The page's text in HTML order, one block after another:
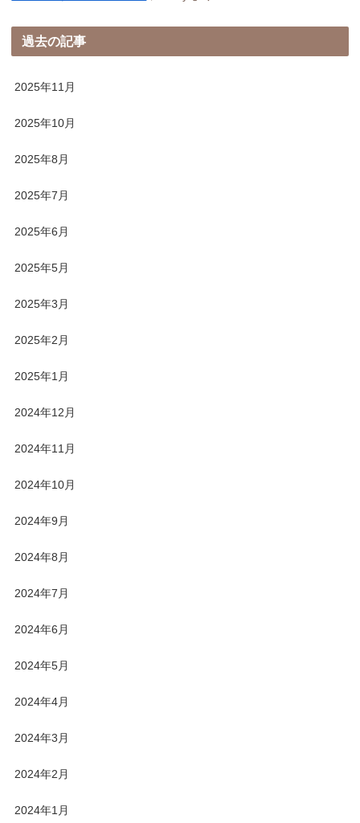
過去の記事
2025年11月
2025年10月
2025年8月
2025年7月
2025年6月
2025年5月
2025年3月
2025年2月
2025年1月
2024年12月
2024年11月
2024年10月
2024年9月
2024年8月
2024年7月
2024年6月
2024年5月
2024年4月
2024年3月
2024年2月
2024年1月